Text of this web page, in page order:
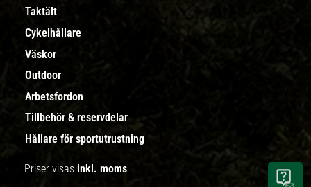
Taktält
Cykelhållare
Väskor
Outdoor
Arbetsfordon
Tillbehör & reservdelar
Hållare för sportutrustning
Priser visas inkl. moms